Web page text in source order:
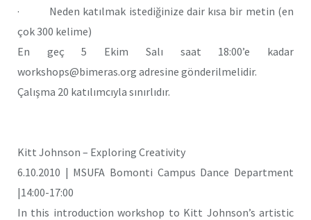
· Neden katılmak istediğinize dair kısa bir metin (en
çok 300 kelime)
En geç 5 Ekim Salı saat 18:00’e kadar
workshops@bimeras.org adresine gönderilmelidir.
Çalışma 20 katılımcıyla sınırlıdır.
Kitt Johnson – Exploring Creativity
6.10.2010 | MSUFA Bomonti Campus Dance Department
|14:00-17:00
In this introduction workshop to Kitt Johnson’s artistic